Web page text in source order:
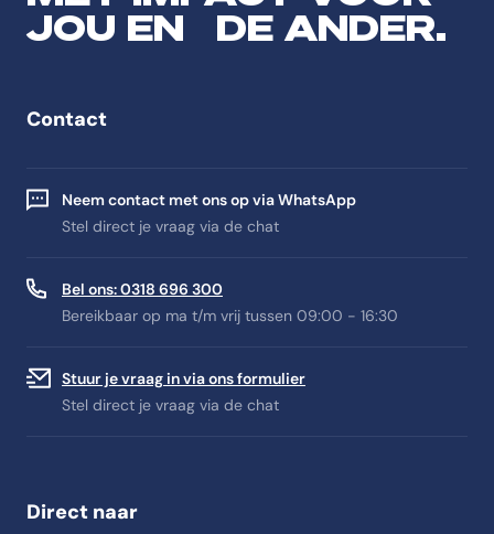
JOU EN DE ANDER.
Contact
Neem contact met ons op via WhatsApp
Stel direct je vraag via de chat
Bel ons: 0318 696 300
Bereikbaar op ma t/m vrij tussen 09:00 - 16:30
Stuur je vraag in via ons formulier
Stel direct je vraag via de chat
Direct naar